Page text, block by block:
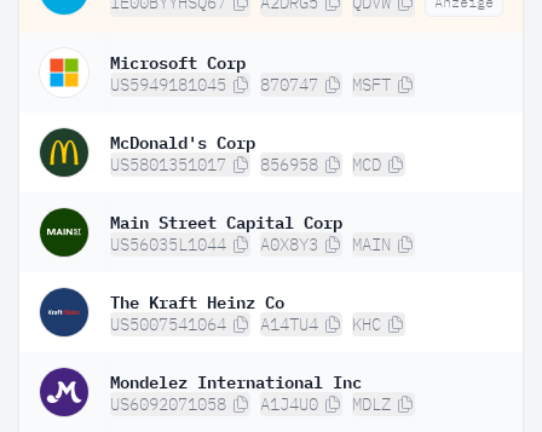
Microsoft Corp
US5949181045 870747 MSFT
McDonald's Corp
US5801351017 856958 MCD
Main Street Capital Corp
US56035L1044 A0X8Y3 MAIN
The Kraft Heinz Co
US5007541064 A14TU4 KHC
Mondelez International Inc
US6092071058 A1J4U0 MDLZ